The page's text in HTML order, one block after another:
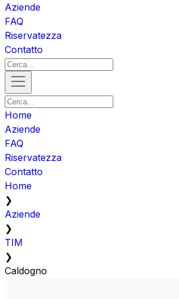
Aziende
FAQ
Riservatezza
Contatto
Home
Aziende
FAQ
Riservatezza
Contatto
Home
❯
Aziende
❯
TIM
❯
Caldogno